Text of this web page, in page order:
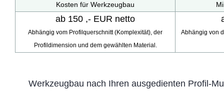
Kosten für Werkzeugbau
ab 150 ,- EUR netto
Abhängig vom Profilquerschnitt (Komplexität), der
Profildimension und dem gewählten Material.
Abhängig von
Werkzeugbau nach Ihren ausgedienten Profil-